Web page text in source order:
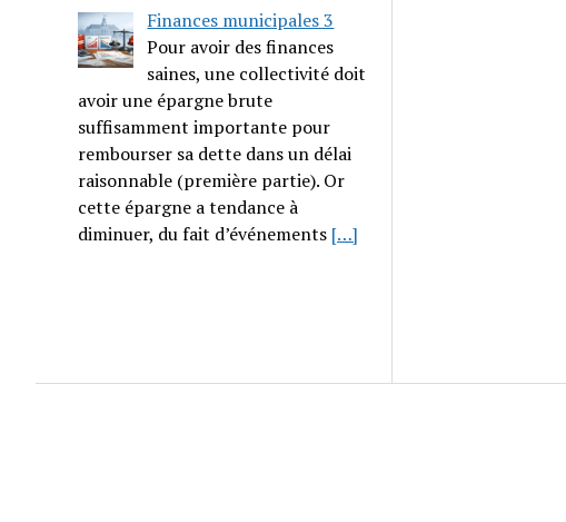
Finances municipales 3
Pour avoir des finances
saines, une collectivité doit
avoir une épargne brute
suffisamment importante pour
rembourser sa dette dans un délai
raisonnable (première partie). Or
cette épargne a tendance à
diminuer, du fait d’événements […]